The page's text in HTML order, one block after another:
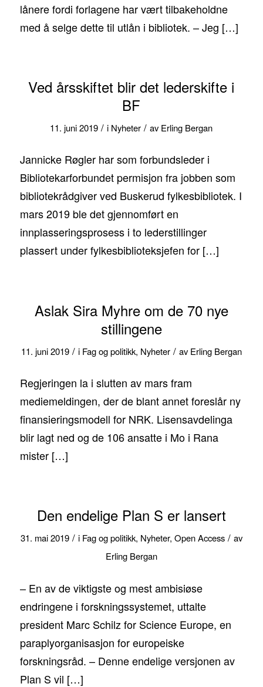
lånere fordi forlagene har vært tilbakeholdne
med å selge dette til utlån i bibliotek. – Jeg […]
Ved årsskiftet blir det lederskifte i
BF
11. juni 2019 / i Nyheter / av Erling Bergan
Jannicke Røgler har som forbundsleder i
Bibliotekarforbundet permisjon fra jobben som
bibliotekrådgiver ved Buskerud fylkesbibliotek. I
mars 2019 ble det gjennomført en
innplasseringsprosess i to lederstillinger
plassert under fylkesbiblioteksjefen for […]
Aslak Sira Myhre om de 70 nye
stillingene
11. juni 2019 / i Fag og politikk, Nyheter / av Erling Bergan
Regjeringen la i slutten av mars fram
mediemeldingen, der de blant annet foreslår ny
finansieringsmodell for NRK. Lisensavdelinga
blir lagt ned og de 106 ansatte i Mo i Rana
mister […]
Den endelige Plan S er lansert
31. mai 2019 / i Fag og politikk, Nyheter, Open Access / av
Erling Bergan
– En av de viktigste og mest ambisiøse
endringene i forskningssystemet, uttalte
president Marc Schilz for Science Europe, en
paraplyorganisasjon for europeiske
forskningsråd. – Denne endelige versjonen av
Plan S vil […]